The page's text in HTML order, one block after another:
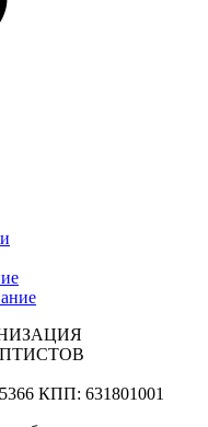
КПП: 631801001